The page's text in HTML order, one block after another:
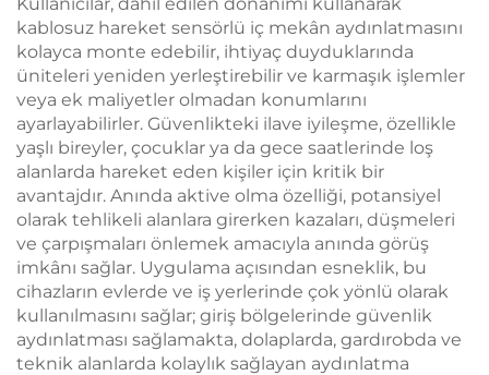
kablosuz hareket sensörlü iç mekân aydınlatmasını
kolayca monte edebilir, ihtiyaç duyduklarında
üniteleri yeniden yerleştirebilir ve karmaşık işlemler
veya ek maliyetler olmadan konumlarını
ayarlayabilirler. Güvenlikteki ilave iyileşme, özellikle
yaşlı bireyler, çocuklar ya da gece saatlerinde loş
alanlarda hareket eden kişiler için kritik bir
avantajdır. Anında aktive olma özelliği, potansiyel
olarak tehlikeli alanlara girerken kazaları, düşmeleri
ve çarpışmaları önlemek amacıyla anında görüş
imkânı sağlar. Uygulama açısından esneklik, bu
cihazların evlerde ve iş yerlerinde çok yönlü olarak
kullanılmasını sağlar; giriş bölgelerinde güvenlik
aydınlatması sağlamakta, dolaplarda, gardırobda ve
teknik alanlarda kolaylık sağlayan aydınlatma